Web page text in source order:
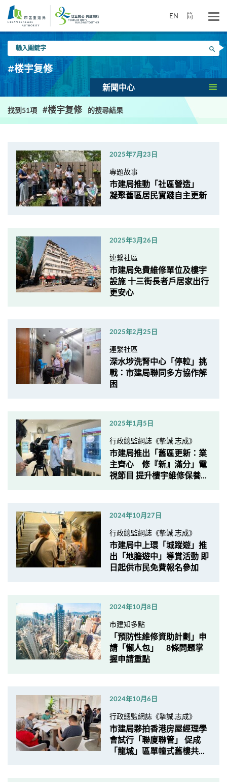
要
EN 简
入
關
鍵
搜尋
#楼宇复修
新聞中心
找到51項 #楼宇复修 的搜尋結果
2025年7月23日
專題故事
市建局推動「社區營造」
凝聚舊區居民實踐自主更新
2025年3月26日
連繫社區
市建局免費維修單位及樓宇
設施 十三街長者戶居家出行
更安心
2025年2月25日
連繫社區
深水埗洗腎中心「停𨋢」挑
戰：市建局聯同多方協作解
困
2025年1月5日
行政總監網誌《摯誠.志成》
市建局推出「舊區更新：業
主齊心 修『新』滿分」電
視節目 提升樓宇維修保養...
2024年10月27日
行政總監網誌《摯誠.志成》
市建局中上環「城蹤遊」推
出「地膽遊中」導賞活動 即
日起供市民免費報名參加
2024年10月8日
市建知多點
「預防性維修資助計劃」申
請「懶人包」 8條問題掌
握申請重點
2024年10月6日
行政總監網誌《摯誠.志成》
市建局夥拍香港房屋經理學
會試行「聯廈聯管」 促成
「龍城」區單幢式舊樓共...